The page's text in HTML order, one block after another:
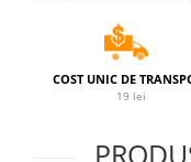
Echipamente petrecere
Jocuri de sah si table
Produse si
COST UNIC DE
19 lei